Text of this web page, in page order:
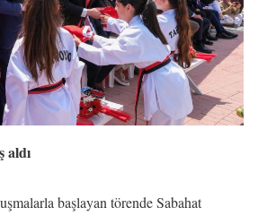
aldı
başlayan törende Sabahat